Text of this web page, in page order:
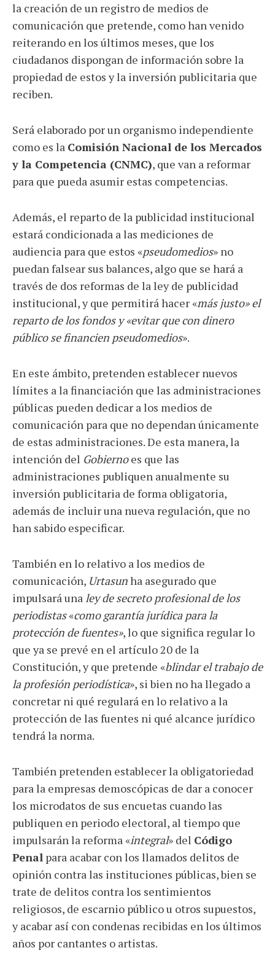
la creación de un registro de medios de
comunicación que pretende, como han venido
reiterando en los últimos meses, que los
ciudadanos dispongan de información sobre la
propiedad de estos y la inversión publicitaria que
reciben.
Será elaborado por un organismo independiente
como es la Comisión Nacional de los Mercados
y la Competencia (CNMC), que van a reformar
para que pueda asumir estas competencias.
Además, el reparto de la publicidad institucional
estará condicionada a las mediciones de
audiencia para que estos «pseudomedios» no
puedan falsear sus balances, algo que se hará a
través de dos reformas de la ley de publicidad
institucional, y que permitirá hacer «más justo» el
reparto de los fondos y «evitar que con dinero
público se financien pseudomedios».
En este ámbito, pretenden establecer nuevos
límites a la financiación que las administraciones
públicas pueden dedicar a los medios de
comunicación para que no dependan únicamente
de estas administraciones. De esta manera, la
intención del Gobiernoes que las
administraciones publiquen anualmente su
inversión publicitaria de forma obligatoria,
además de incluir una nueva regulación, que no
han sabido especificar.
También en lo relativo a los medios de
comunicación, Urtasunha asegurado que
impulsará una ley de secreto profesional de los
periodistas«como garantía jurídica para la
protección de fuentes», lo que significa regular lo
que ya se prevé en el artículo 20 de la
Constitución, y que pretende «blindar el trabajo de
la profesión periodística», si bien no ha llegado a
concretar ni qué regulará en lo relativo a la
protección de las fuentes ni qué alcance jurídico
tendrá la norma.
También pretenden establecer la obligatoriedad
para la empresas demoscópicas de dar a conocer
los microdatos de sus encuetas cuando las
publiquen en periodo electoral, al tiempo que
impulsarán la reforma «integral» del Código
Penal para acabar con los llamados delitos de
opinión contra las instituciones públicas, bien se
trate de delitos contra los sentimientos
religiosos, de escarnio público u otros supuestos,
y acabar así con condenas recibidas en los últimos
años por cantantes o artistas.